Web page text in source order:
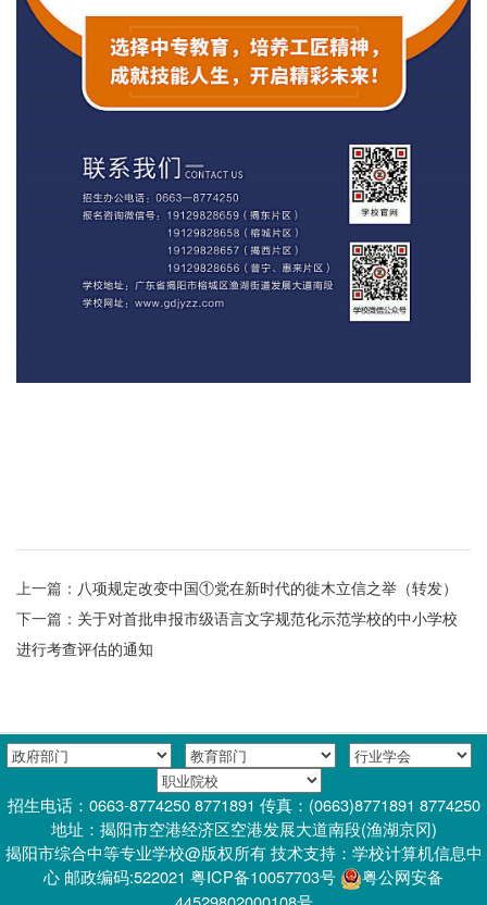
上一篇： 八项规定改变中国①党在新时代的徙木立信之举（转发）
下一篇： 关于对首批申报市级语言文字规范化示范学校的中小学校
进行考查评估的通知
招生电话：0663-8774250 8771891 传真：(0663)8771891 8774250
地址：揭阳市空港经济区空港发展大道南段(渔湖京冈)
揭阳市综合中等专业学校@版权所有 技术支持：学校计算机信息中
心 邮政编码:522021 粤ICP备10057703号
粤公网安备